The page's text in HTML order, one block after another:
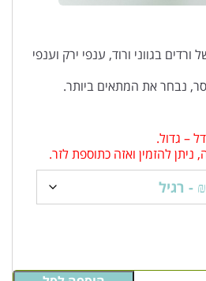
בגווני ורוד, ענפי ירק וענפי
נבחר את המתאים ביותר.
– גדול.
ניתן להזמין ואזה כתוספת לזר.